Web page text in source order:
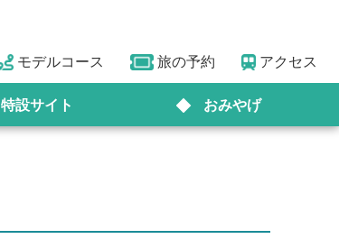
モデルコース 旅の予約 アクセス
特設サイト おみやげ